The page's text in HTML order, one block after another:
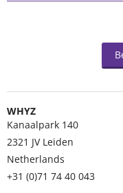
WHYZ
Kanaalpark 140
2321 JV Leiden
Netherlands
+31 (0)71 74 40 043